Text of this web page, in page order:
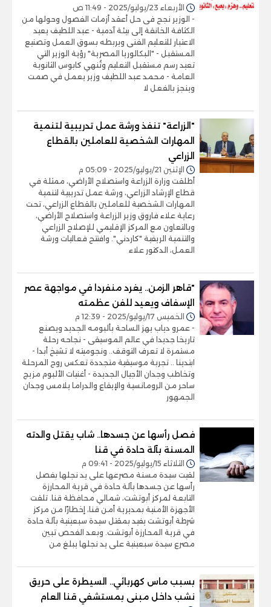
الأربعاء 23/يوليو/2025 - 11:49 ص
- الوزير نجح فى حل أعقد أزمات الفصول وحولها من
الكثافة الخانقة إلى بيئة آدمية - عبد اللطيف يعيد
الاعتبار للتعليم الفنى ويربطه بسوق العمل وتصنيع
المستقبل - "البكالوريا المصرية" رؤية الوزير التي
تعيد رسم مستقبل التعليم وتُنهي كابوس الثانوية
العامة - محمد عبد اللطيف وزير يعمل في صمت
وينجز بالفعل لا
"الزراعة" تنفذ ورشة عمل تدريبية لتنمية
المهارات الشخصية للعاملين بالقطاع
الزراعي
الإثنين 21/يوليو/2025 - 05:09 م
أطلقت وزارة الزراعة واستصلاح الأراضي، ممثلة في
قطاع الإرشاد الزراعي، ورشة عمل تدريبية لتنمية
المهارات الشخصية للعاملين بالقطاع الزراعي، تحت
رعاية علاء فاروق وزير الزراعة واستصلاح الأراضي،
وبالتعاون مع المركز الإقليمي للإصلاح الزراعي
والتنمية الريفية "كاردني". وافتتح فعاليات ورشة
العمل، الدكتور علاء
"قاهر الزمن.. يغرد منفردا في مواجهة عصر
الإسفاف ويعيد للفن عظمته
الخميس 17/يوليو/2025 - 12:39 م
- عمرو دياب يهز الساحة بألبومه الجديد ويصنع
تاريخا جديدا في عالم الموسيقى - نجاحه رحلة
مستمرة لا تعرف التوقف.. ونجوميته لا تشيخ أبدا -
ابتدينا .. تجربة موسيقية متجددة تعكس روح المرحلة
وتخاطب وجدان الأجيال الجديدة - أغنيات الألبوم مزيج
ساحر من الرومانسية والإيقاع والدراما يلامس وجدان
الجمهور
فصل رأسها عن جسدها.. شاب يقتل والدته
المسنة بآلة حادة في قنا
الثلاثاء 15/يوليو/2025 - 09:41 م
لقيت سيدة مسنة مصرعها على يد نجلها بفصل
رأسها عن جسدها بآلة حادة في قرية المحارزة
التابعة لمركز أبوتشت، شمالي محافظة قنا. تلقت
الأجهزة الأمنية بمديرية أمن قنا، إخطارًا من مركز
شرطة أبوتشت يفيد بمقتل سيدة سبعينية بآلة حادة
في قرية المحارزة أبوتشت. وبعد الفحص تبين
مصرع سيدة سبعينية على يد نجلها يبلغ من
بسبب ماس كهربائي.. السيطرة على حريق
نشب داخل مبنى بمستشفي قنا العام